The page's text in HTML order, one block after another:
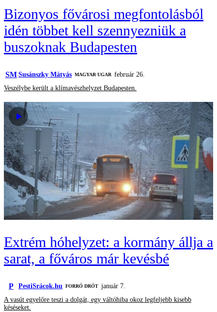
Bizonyos fővárosi megfontolásból
idén többet kell szennyezniük a
buszoknak Budapesten
SM Susánszky Mátyás MAGYAR UGAR február 26.
Veszélybe került a klímavészhelyzet Budapesten.
Extrém hóhelyzet: a kormány állja a
sarat, a főváros már kevésbé
P PestiSrácok.hu FORRÓ DRÓT január 7.
A vasút egyelőre teszi a dolgát, egy váltóhiba okoz legfeljebb kisebb
késéseket.